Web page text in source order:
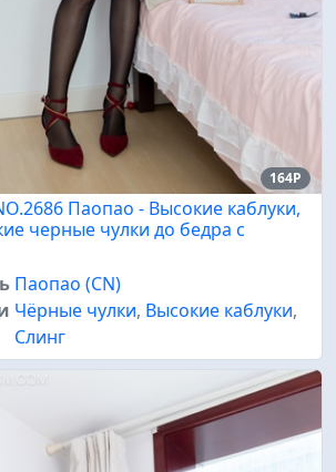
164P
Паопао - Высокие каблуки,
черные чулки до бедра с
Паопао (CN)
Чёрные чулки, Высокие каблуки,
Слинг